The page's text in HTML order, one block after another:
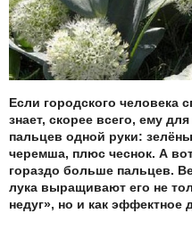
Если городского человека
знает, скорее всего, ему
пальцев одной руки:
черемша, плюс чеснок. А
гораздо больше пальцев.
лука выращивают его не
недуг», но и как эффектное